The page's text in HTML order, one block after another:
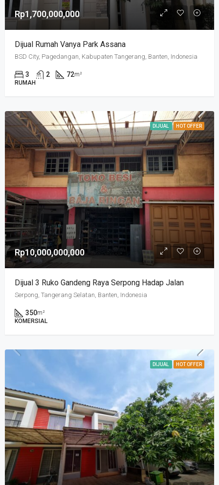
Rp1,700,000,000
Dijual Rumah Vanya Park Assana
BSD City, Pagedangan, Kabupaten Tangerang, Banten, Indonesia
3 2 72m²
RUMAH
DIJUAL HOT OFFER
Rp10,000,000,000
Dijual 3 Ruko Gandeng Raya Serpong Hadap Jalan
Serpong, Tangerang Selatan, Banten, Indonesia
350m²
KOMERSIAL
DIJUAL HOT OFFER